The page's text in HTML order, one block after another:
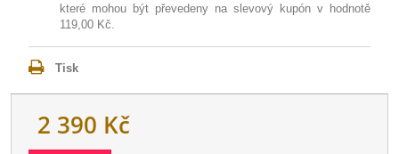
které mohou být převedeny na slevový kupón v hodnotě
119,00 Kč.
Tisk
2 390 Kč